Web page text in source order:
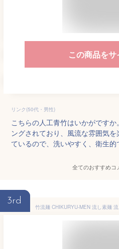
この商品を
リンク(50代・男性)
こちらの人工青竹はいかがです
ングされており、風流な雰囲気
ているので、洗いやすく、衛生的
全てのおすすめコ
3rd